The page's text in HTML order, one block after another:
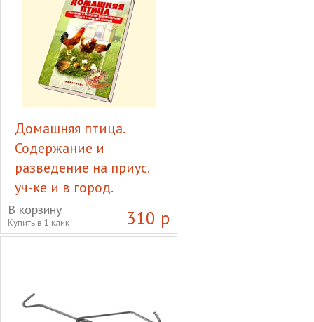
Домашняя птица.
Содержание и
разведение на приус.
уч-ке и в город.
условиях. (Рахманов
А.И.)
условиях. (Рахманов А.И.)
310 р
В корзину
Купить в 1 клик